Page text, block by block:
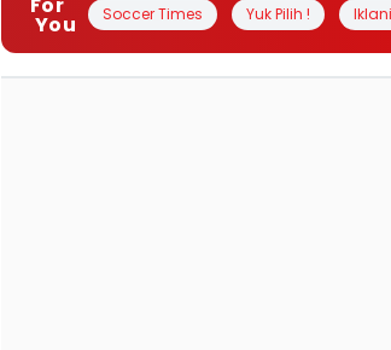
You Soccer Times Yuk Pilih !